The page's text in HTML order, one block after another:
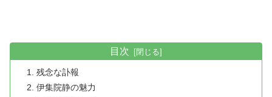
目次
残念な訃報
伊集院静の魅力